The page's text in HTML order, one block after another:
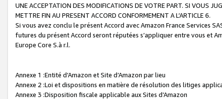
UNE ACCEPTATION DES MODIFICATIONS DE VOTRE PART. SI VOUS
METTRE FIN AU PRESENT ACCORD CONFORMEMENT A L’ARTICLE 6.
Si vous avez conclu le présent Accord avec Amazon France Services
futures du présent Accord seront réputées s’appliquer entre vous et
Europe Core S.à r.l.
Annexe 1 :Entité d’Amazon et Site d’Amazon par lieu
Annexe 2 :Loi et dispositions en matière de résolution des litiges
Annexe 3 :Disposition fiscale applicable aux Sites d’Amazon